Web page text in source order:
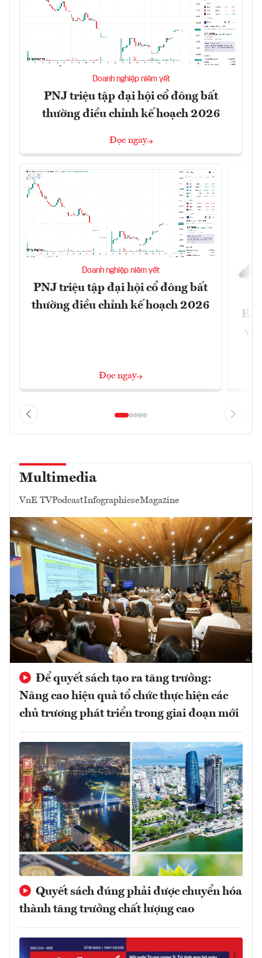
Doanh nghiệp niêm yết
PNJ triệu tập đại hội cổ đông bất
thường điều chỉnh kế hoạch 2026
Đọc ngay
Doanh nghiệp niêm yết
PNJ triệu tập đại hội cổ đông bất
thường điều chỉnh kế hoạch 2026
Đọc ngay
và
Multimedia
VnE TVPodcastInfographicseMagazine
Để quyết sách tạo ra tăng trưởng:
Nâng cao hiệu quả tổ chức thực hiện các
chủ trương phát triển trong giai đoạn mới
Quyết sách đúng phải được chuyển hóa
thành tăng trưởng chất lượng cao